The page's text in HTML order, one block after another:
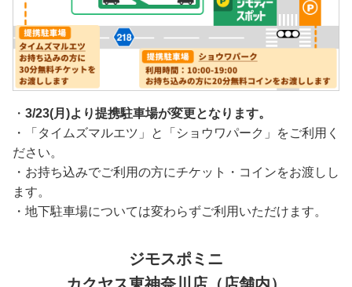
・ 3/23(月)より提携駐車場が変更となります。
・「タイムズマルエツ」と「ショウワパーク」をご利用く
ださい。
・お持ち込みでご利用の方にチケット・コインをお渡しし
ます。
・地下駐車場については変わらずご利用いただけます。
ジモスポミニ